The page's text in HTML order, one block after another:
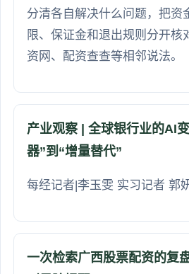
分清各自解决什么问题，把资
限、保证金和退出规则分开核
资网、配资查查等相邻说法。
产业观察 | 全球银行业的AI
器”到“增量替代”
每经记者|李玉雯 实习记者 郭
一次检索广西股票配资的复